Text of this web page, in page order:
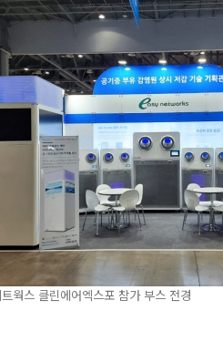
웍스 클린에어엑스포 참가 부스 전경